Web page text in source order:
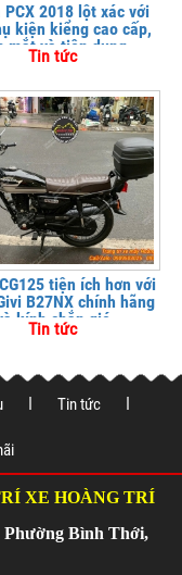
PCX 2018 lột xác với
kiện kiểng cao cấp,
mắt và tiện dụng
Tin tức
tiện ích hơn với
B27NX chính hãng
kính chắn gió
Tin tức
Tin tức
XE HOÀNG TRÍ
Phường Bình Thới,